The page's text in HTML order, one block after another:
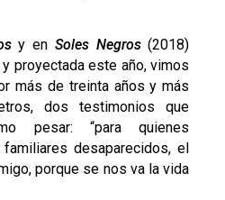
y en Soles Negros(2018)
proyectada este año, vimos
más de treinta años y más
dos testimonios que
pesar: “para quienes
desaparecidos, el
porque se nos va la vida